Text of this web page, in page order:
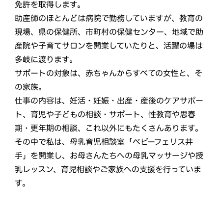
免許を取得します。
助産師のほとんどは病院で勤務していますが、教育の
現場、県の保健所、市町村の保健センター、地域で助
産院や子育てサロンを開業していたりと、活躍の場は
多岐に渡ります。
サポートの対象は、赤ちゃんからすべての女性と、そ
の家族。
仕事の内容は、妊活・妊娠・出産・産後のケアサポー
ト、育児や子どもの相談・サポート、性教育や思春
期・更年期の相談、これ以外にもたくさんあります。
その中で私は、母乳育児相談室「ベビーフェリス井
手」を開業し、お母さんたちへの母乳マッサージや授
乳レッスン、育児相談やご家族への支援を行っていま
す。